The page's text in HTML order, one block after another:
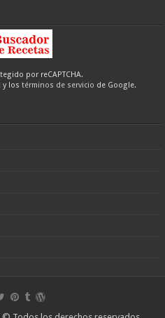
por reCAPTCHA.
y los términos de servicio de Google.